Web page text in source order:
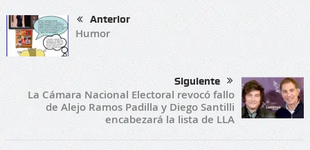
Anterior
Humor
Siguiente
La Cámara Nacional Electoral revocó fallo
de Alejo Ramos Padilla y Diego Santilli
encabezará la lista de LLA